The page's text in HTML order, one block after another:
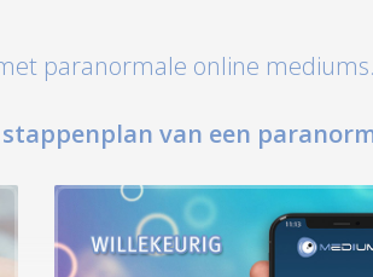
paranormale online mediums.
van een